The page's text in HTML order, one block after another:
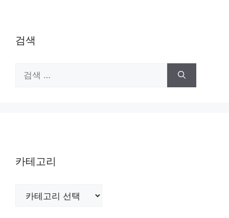
검색
색:
카테고리